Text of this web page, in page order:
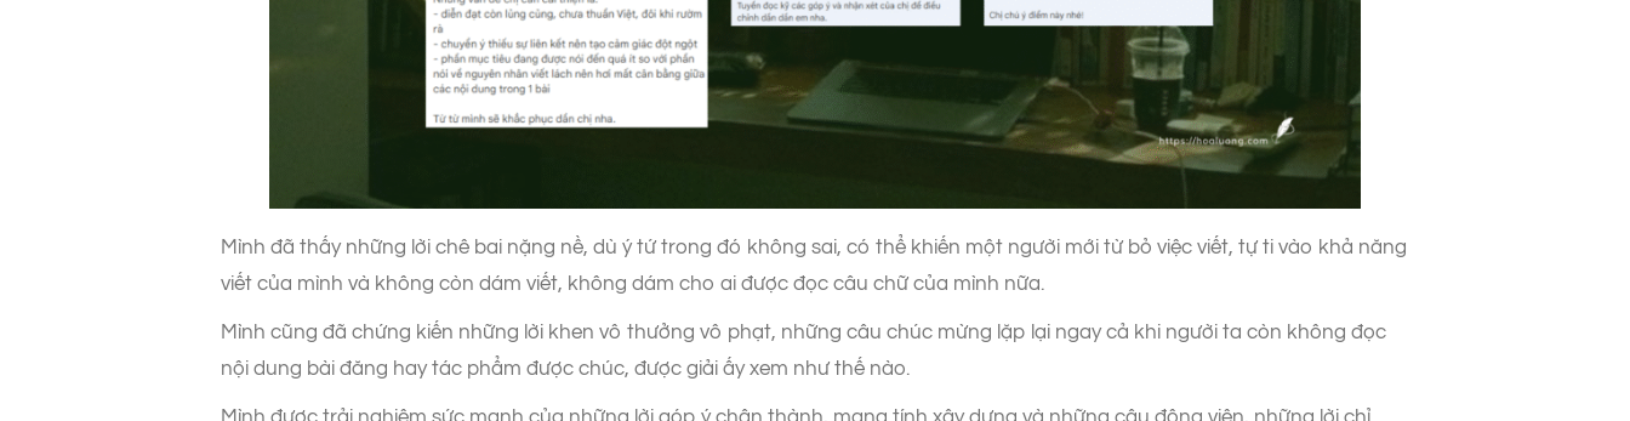
Mình đã thấy những lời chê bai nặng nề, dù ý tứ trong đó không sai, có thể khiến một người mới từ bỏ việc viết, tự ti vào khả năng
viết của mình và không còn dám viết, không dám cho ai được đọc câu chữ của mình nữa.
Mình cũng đã chứng kiến những lời khen vô thưởng vô phạt, những câu chúc mừng lặp lại ngay cả khi người ta còn không đọc
nội dung bài đăng hay tác phẩm được chúc, được giải ấy xem như thế nào.